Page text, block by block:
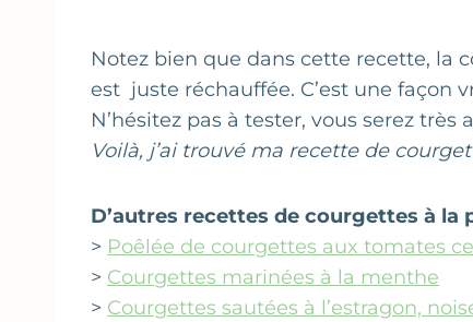
Notez bien que dans cette recette, la
est juste réchauffée. C’est une façon
N’hésitez pas à tester, vous serez
Voilà, j’ai trouvé ma recette de
D’autres recettes de courgettes à la
> Poêlée de courgettes aux tomates
> Courgettes marinées à la menthe
> Courgettes sautées à l’estragon,